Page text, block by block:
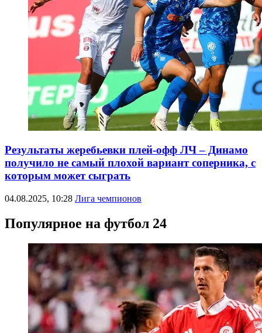
Результаты жеребьевки плей-офф ЛЧ – Динамо
получило не самый плохой вариант соперника, с
которым может сыграть
04.08.2025, 10:28 Лига чемпионов
Популярное на футбол 24